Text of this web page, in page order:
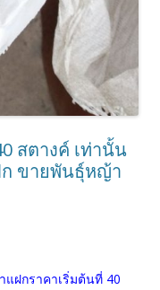
สตางค์ เท่านั้น
ขายพันธุ์หญ้า
ฝกราคาเริ่มต้นที่ 40